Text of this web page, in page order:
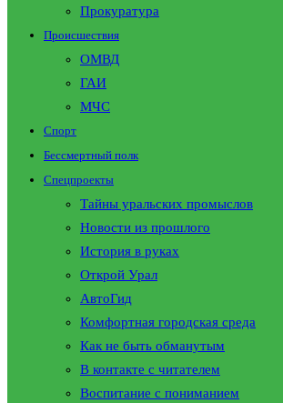
Прокуратура
Происшествия
ОМВД
ГАИ
МЧС
Спорт
Бессмертный полк
Спецпроекты
Тайны уральских промыслов
Новости из прошлого
История в руках
Открой Урал
АвтоГид
Комфортная городская среда
Как не быть обманутым
В контакте с читателем
Воспитание с пониманием